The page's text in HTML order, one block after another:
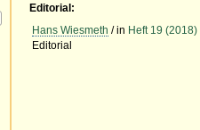
Editorial:
Hans Wiesmeth / in Heft 19 (2018)
Editorial